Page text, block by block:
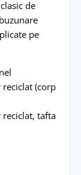
de
pe
(corp
reciclat, tafta